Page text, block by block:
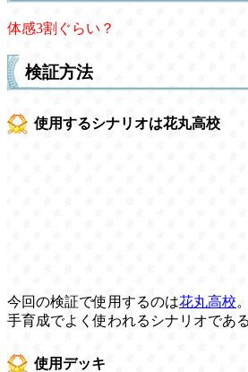
体感3割ぐらい？
検証方法
使用するシナリオは花丸高校
今回の検証で使用するのは花丸高校
手育成でよく使われるシナリオである
使用デッキ